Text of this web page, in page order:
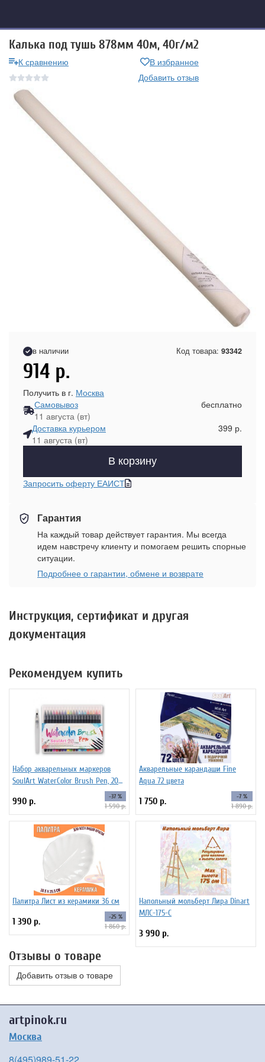
Калька под тушь 878мм 40м, 40г/м2
К сравнению
В избранное
Добавить отзыв
в наличии Код товара: 93342
914 р.
Получить в г. Москва
Самовывоз
11 августа (вт)
бесплатно
Доставка курьером
11 августа (вт)
399 р.
В корзину
Запросить оферту ЕАИСТ
Гарантия
На каждый товар действует гарантия. Мы всегда
идем навстречу клиенту и помогаем решить спорные
ситуации.
Подробнее о гарантии, обмене и возврате
Инструкция, сертификат и другая
документация
Рекомендуем купить
Набор акварельных маркеров
SoulArt WaterColor Brush Pen, 20
990 р. -37 %
1 590 р.
Акварельные карандаши Fine
Aqua 72 цвета
1 750 р. -7 %
1 890 р.
Палитра Лист из керамики 36 см
1 390 р. -25 %
1 860 р.
Напольный мольберт Лира Dinart
МЛС-175-С
3 990 р.
Отзывы о товаре
Добавить отзыв о товаре
artpinok.ru
Москва